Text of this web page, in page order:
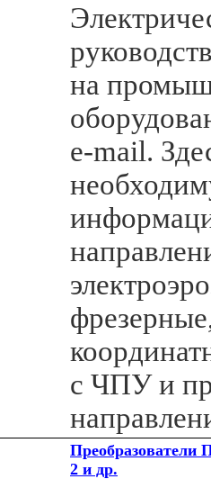
на
e-mail.
с ЧПУ и
2 и др.